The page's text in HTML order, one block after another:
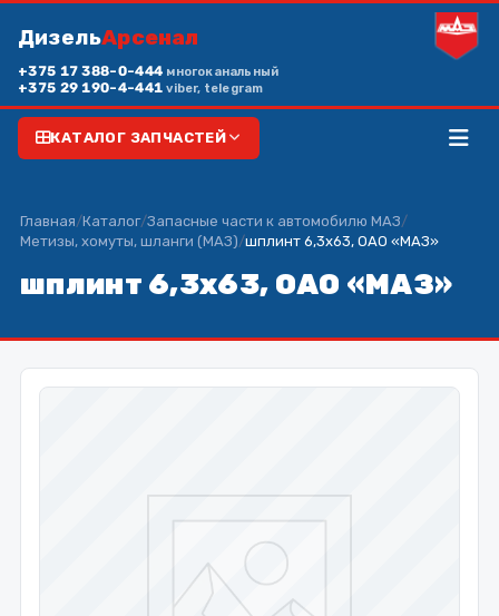
ДизельАрсенал
+375 17 388-0-444 многоканальный
+375 29 190-4-441viber, telegram
КАТАЛОГ ЗАПЧАСТЕЙ
Главная/Каталог/Запасные части к автомобилю МАЗ/
Метизы, хомуты, шланги (МАЗ)/шплинт 6,3х63, ОАО «МАЗ»
шплинт 6,3х63, ОАО «МАЗ»